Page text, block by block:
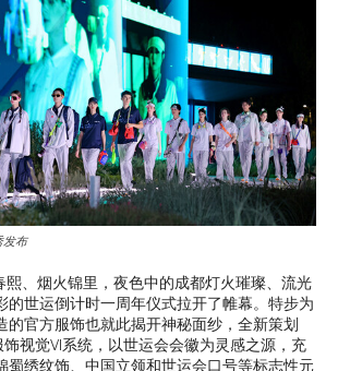
发布
熙、烟火锦里，夜色中的成都灯火璀璨、流光
的世运倒计时一周年仪式拉开了帷幕。特步为
的官方服饰也就此揭开神秘面纱，全新策划
饰视觉VI系统，以世运会会徽为灵感之源，充